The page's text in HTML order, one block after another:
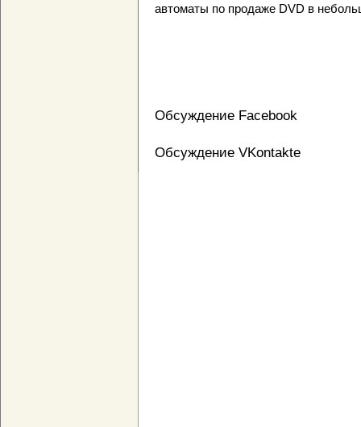
автоматы по продаже DVD в
Обсуждение Facebook
Обсуждение VKontakte